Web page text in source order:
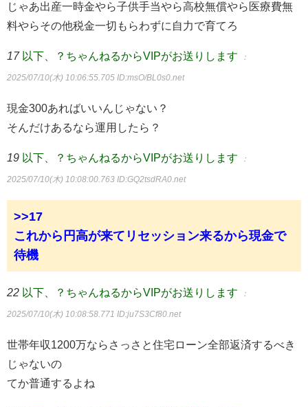
じゃあ出産一時金やら子供手当やら高校無償やら医療費無
料やらその他税金一切もらわずに自力で育てろ
17 以下、？ちゃんねるからVIPがお送りします ：
2025/07/10(木) 10:06:55.705 ID:msO/BL0s0.net
現金300あればいいんじゃない？
そんだけあるなら運用したら？
19 以下、？ちゃんねるからVIPがお送りします ：
2025/07/10(木) 10:08:00.763 ID:GQ2tsdRA0.net
>>17
これから円高が来てリセッション来るから現金で
待機
22 以下、？ちゃんねるからVIPがお送りします ：
2025/07/10(木) 10:08:58.771 ID:ju7S3Cf80.net
世帯年収1200万ならさっさと住宅ローン全部返済するべき
じゃないの
てか普通するよね